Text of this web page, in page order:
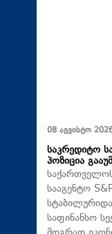
08 აგვისტო
საკრედიტო
პოზიცია
სააგენტო
საფინანსო